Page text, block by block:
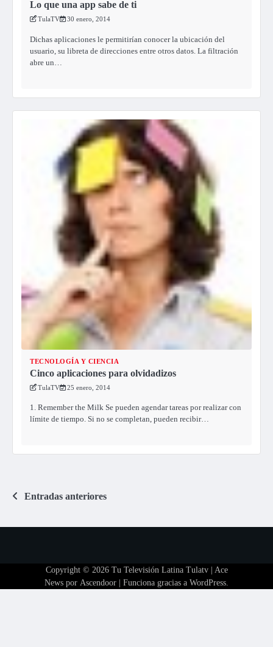
Lo que una app sabe de ti
TulaTV 30 enero, 2014
Dichas aplicaciones le permitirían conocer la ubicación del
usuario, su libreta de direcciones entre otros datos. La filtración
abre un…
TECNOLOGÍA Y CIENCIA
Cinco aplicaciones para olvidadizos
TulaTV 25 enero, 2014
1. Remember the Milk Se pueden agendar tareas por realizar con
límite de tiempo. Si no se completan, pueden recibir…
Navegación
Entradas anteriores
Copyright © 2026 Tu Televisión Latina Tulatv| Ace
News por Ascendoor | Funciona gracias a WordPress